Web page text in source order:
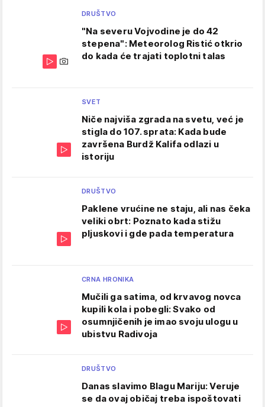
DRUŠTVO
"Na severu Vojvodine je do 42
stepena": Meteorolog Ristić otkrio
do kada će trajati toplotni talas
SVET
Niče najviša zgrada na svetu, već je
stigla do 107. sprata: Kada bude
završena Burdž Kalifa odlazi u
istoriju
DRUŠTVO
Paklene vrućine ne staju, ali nas čeka
veliki obrt: Poznato kada stižu
pljuskovi i gde pada temperatura
CRNA HRONIKA
Mučili ga satima, od krvavog novca
kupili kola i pobegli: Svako od
osumnjičenih je imao svoju ulogu u
ubistvu Radivoja
DRUŠTVO
Danas slavimo Blagu Mariju: Veruje
se da ovaj običaj treba ispoštovati